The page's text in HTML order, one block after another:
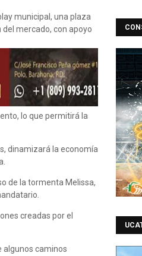
municipal, una plaza
mercado, con apoyo
lo que permitirá la
dinamizará la economía
de la tormenta Melissa,
creadas por el
algunos caminos